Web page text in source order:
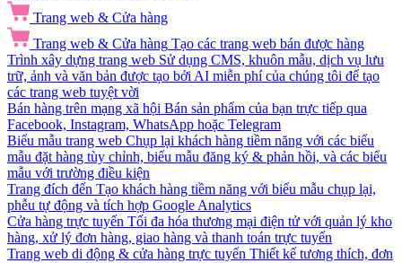
Trang web & Cửa hàng
Trang web & Cửa hàng Tạo các trang web bán được hàng
Trình xây dựng trang web Sử dụng CMS, khuôn mẫu, dịch vụ lưu
trữ, ảnh và văn bản được tạo bởi AI miễn phí của chúng tôi để tạo
các trang web tuyệt vời
Bán hàng trên mạng xã hội Bán sản phẩm của bạn trực tiếp qua
Facebook, Instagram, WhatsApp hoặc Telegram
Biểu mẫu trang web Chụp lại khách hàng tiềm năng với các biểu
mẫu đặt hàng tùy chỉnh, biểu mẫu đăng ký & phản hồi, và các biểu
mẫu với trường điều kiện
Trang đích đến Tạo khách hàng tiềm năng với biểu mẫu chụp lại,
phễu tự động và tích hợp Google Analytics
Cửa hàng trực tuyến Tối đa hóa thương mại điện tử với quản lý kho
hàng, xử lý đơn hàng, giao hàng và thanh toán trực tuyến
Trang web di động & cửa hàng trực tuyến Thiết kế tương thích, đơn